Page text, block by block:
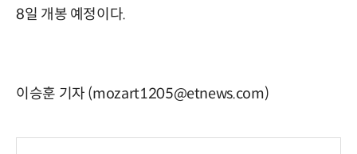
8일 개봉 예정이다.
이승훈 기자 (mozart1205@etnews.com)